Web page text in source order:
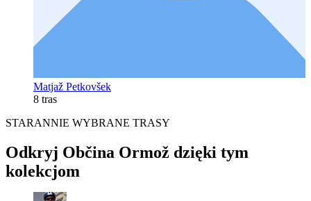
Matjaž Petkovšek
8 tras
STARANNIE WYBRANE TRASY
Odkryj Občina Ormož dzięki tym
kolekcjom